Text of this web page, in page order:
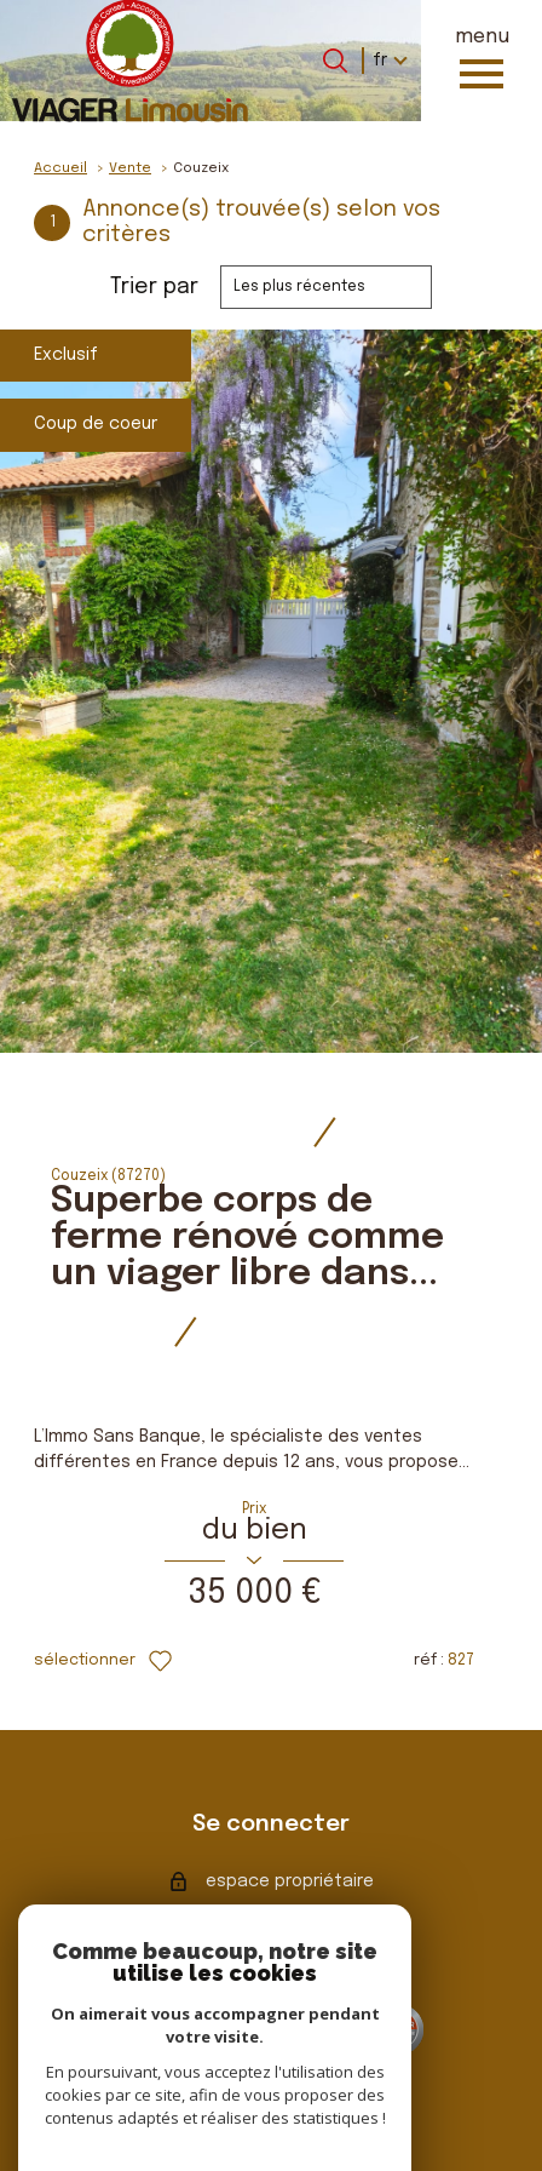
menu
Langue
fr
Accueil
0
Langue
fr
Accueil Vente Couzeix
Annonce(s) trouvée(s) selon vos
critères
Trier par Les plus récentes
Exclusif
Coup de coeur
Couzeix (87270)
Superbe corps de
ferme rénové comme
un viager libre dans...
L’Immo Sans Banque, le spécialiste des ventes
différentes en France depuis 12 ans, vous propose...
Prix
du bien
35 000 €
sélectionner réf : 827
Se connecter
espace propriétaire
Adhérents
Comme beaucoup, notre site
utilise les cookies
On aimerait vous accompagner pendant
votre visite.
En poursuivant, vous acceptez l'utilisation des
cookies par ce site, afin de vous proposer des
contenus adaptés et réaliser des statistiques !